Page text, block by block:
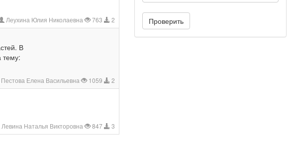
Леухина Юлия Николаевна 763 2
В
тему:
Пестова Елена Васильевна 1059 2
Левина Наталья Викторовна 847 3
Проверить